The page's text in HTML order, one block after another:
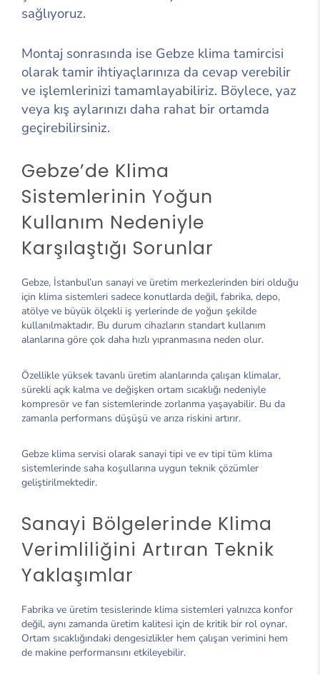
sağlıyoruz.
Montaj sonrasında ise Gebze klima tamircisi
olarak tamir ihtiyaçlarınıza da cevap verebilir
ve işlemlerinizi tamamlayabiliriz. Böylece, yaz
veya kış aylarınızı daha rahat bir ortamda
geçirebilirsiniz.
Gebze’de Klima
Sistemlerinin Yoğun
Kullanım Nedeniyle
Karşılaştığı Sorunlar
Gebze, İstanbul’un sanayi ve üretim merkezlerinden biri olduğu
için klima sistemleri sadece konutlarda değil, fabrika, depo,
atölye ve büyük ölçekli iş yerlerinde de yoğun şekilde
kullanılmaktadır. Bu durum cihazların standart kullanım
alanlarına göre çok daha hızlı yıpranmasına neden olur.
Özellikle yüksek tavanlı üretim alanlarında çalışan klimalar,
sürekli açık kalma ve değişken ortam sıcaklığı nedeniyle
kompresör ve fan sistemlerinde zorlanma yaşayabilir. Bu da
zamanla performans düşüşü ve arıza riskini artırır.
Gebze klima servisi olarak sanayi tipi ve ev tipi tüm klima
sistemlerinde saha koşullarına uygun teknik çözümler
geliştirilmektedir.
Sanayi Bölgelerinde Klima
Verimliliğini Artıran Teknik
Yaklaşımlar
Fabrika ve üretim tesislerinde klima sistemleri yalnızca konfor
değil, aynı zamanda üretim kalitesi için de kritik bir rol oynar.
Ortam sıcaklığındaki dengesizlikler hem çalışan verimini hem
de makine performansını etkileyebilir.